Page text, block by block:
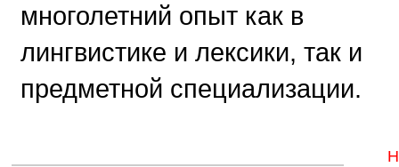
многолетний опыт как в
лингвистике и лексики, так и
предметной специализации.